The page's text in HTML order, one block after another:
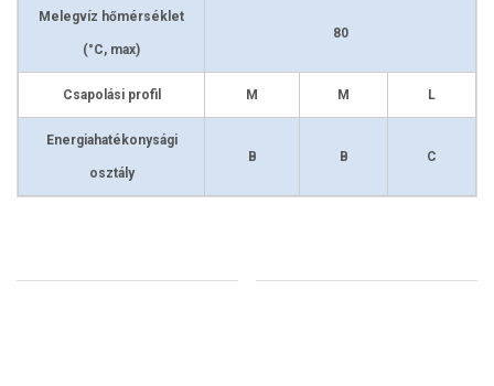
Melegvíz hőmérséklet
(°C, max)
80
Csapolási profil M M L
Energiahatékonysági
osztály
B B C